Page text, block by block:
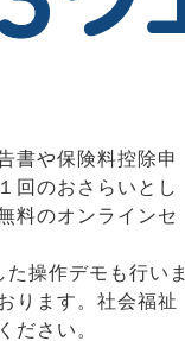
書や保険料控除申
回のおさらいとし
料のオンラインセ
操作デモも行いま
ります。社会福祉
ださい。